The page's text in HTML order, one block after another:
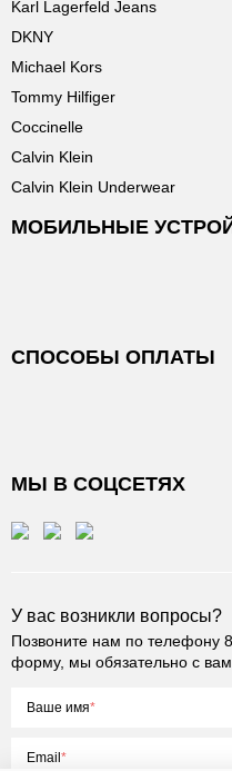
Karl Lagerfeld Jeans
DKNY
Michael Kors
Tommy Hilfiger
Coccinelle
Calvin Klein
Calvin Klein Underwear
МОБИЛЬНЫЕ
СПОСОБЫ ОПЛАТЫ
МЫ В СОЦСЕТЯХ
У вас возникли вопросы?
Позвоните нам по телефону
форму, мы обязательно с
Ваше имя
Email